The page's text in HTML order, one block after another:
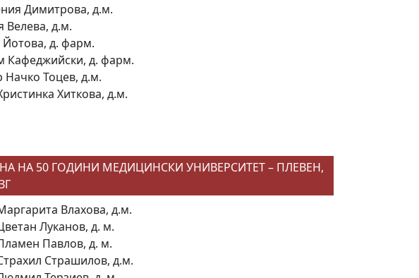
Димитрова, д.м.
Велева, д.м.
д. фарм.
Кафеджийски, д. фарм.
Начко Тоцев, д.м.
Хиткова, д.м.
НА 50 ГОДИНИ МЕДИЦИНСКИ УНИВЕРСИТЕТ – ПЛЕВЕН,
Влахова, д.м.
Луканов, д. м.
Павлов, д. м.
Страшилов, д.м.